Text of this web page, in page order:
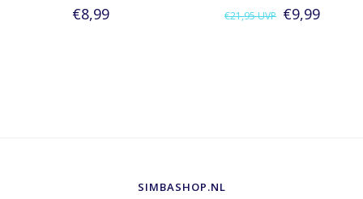
€8,99 €21,95UVP €9,99
SIMBASHOP.NL